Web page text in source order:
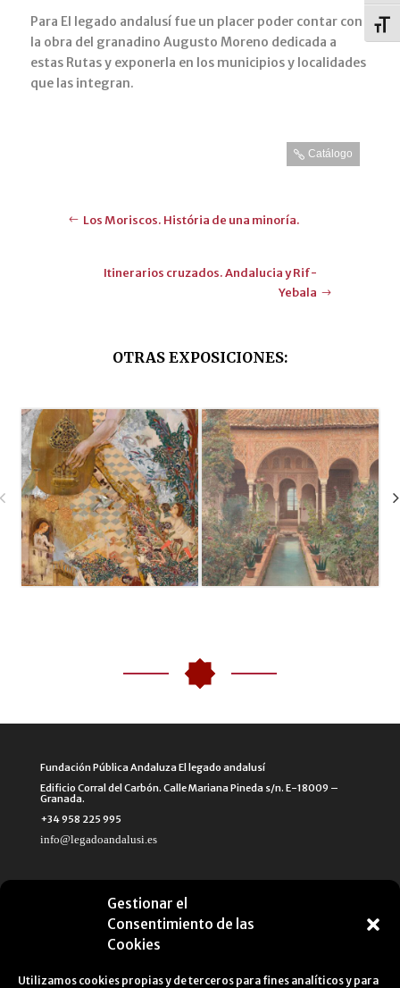
Gestionar el
Consentimiento de las
Cookies
Utilizamos cookies propias y de terceros para fines analíticos y para
Para El legado andalusí fue un placer poder contar con
la obra del granadino Augusto Moreno dedicada a
estas Rutas y exponerla en los municipios y localidades
que las integran.
Catálogo
Los Moriscos. História de una minoría.
Itinerarios cruzados. Andalucia y Rif-
Yebala
OTRAS EXPOSICIONES:
Fundación Pública Andaluza El legado andalusí
Edificio Corral del Carbón. Calle Mariana Pineda s/n. E-18009 –
Granada.
+34 958 225 995
info@legadoandalusi.es